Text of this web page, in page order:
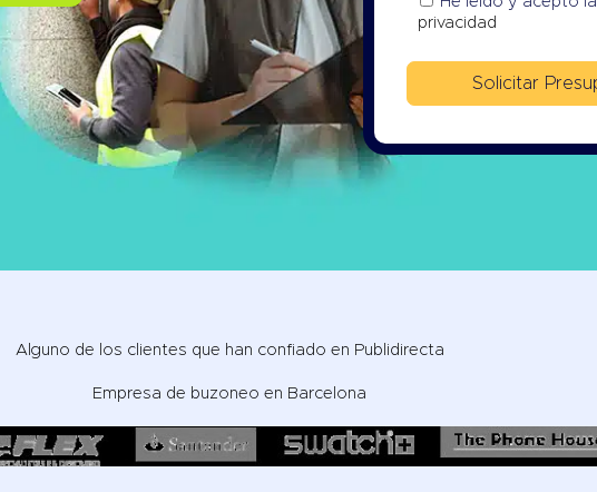
privacidad
Alguno de los clientes que han confiado en Publidirecta
Empresa de buzoneo en Barcelona